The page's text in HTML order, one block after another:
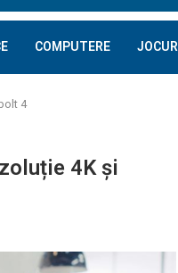
COMPUTERE JOCURI
4
4K și